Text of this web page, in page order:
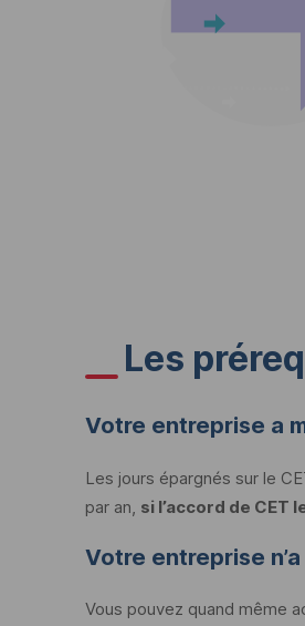
Les
Votre entreprise a
Les jours épargnés sur le
par an, si l’accord de CET
Votre entreprise
Vous pouvez quand même